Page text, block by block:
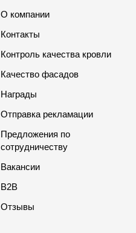
О компании
Контакты
Контроль качества кровли
Качество фасадов
Награды
Отправка рекламации
Предложения по
сотрудничеству
Вакансии
B2B
Отзывы